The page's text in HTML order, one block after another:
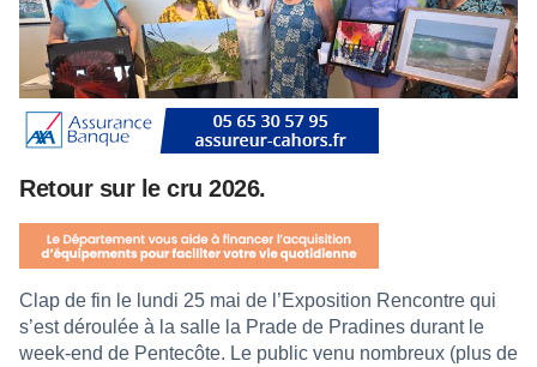
Retour sur le cru 2026.
Clap de fin le lundi 25 mai de l’Exposition Rencontre qui
s’est déroulée à la salle la Prade de Pradines durant le
week-end de Pentecôte. Le public venu nombreux (plus de